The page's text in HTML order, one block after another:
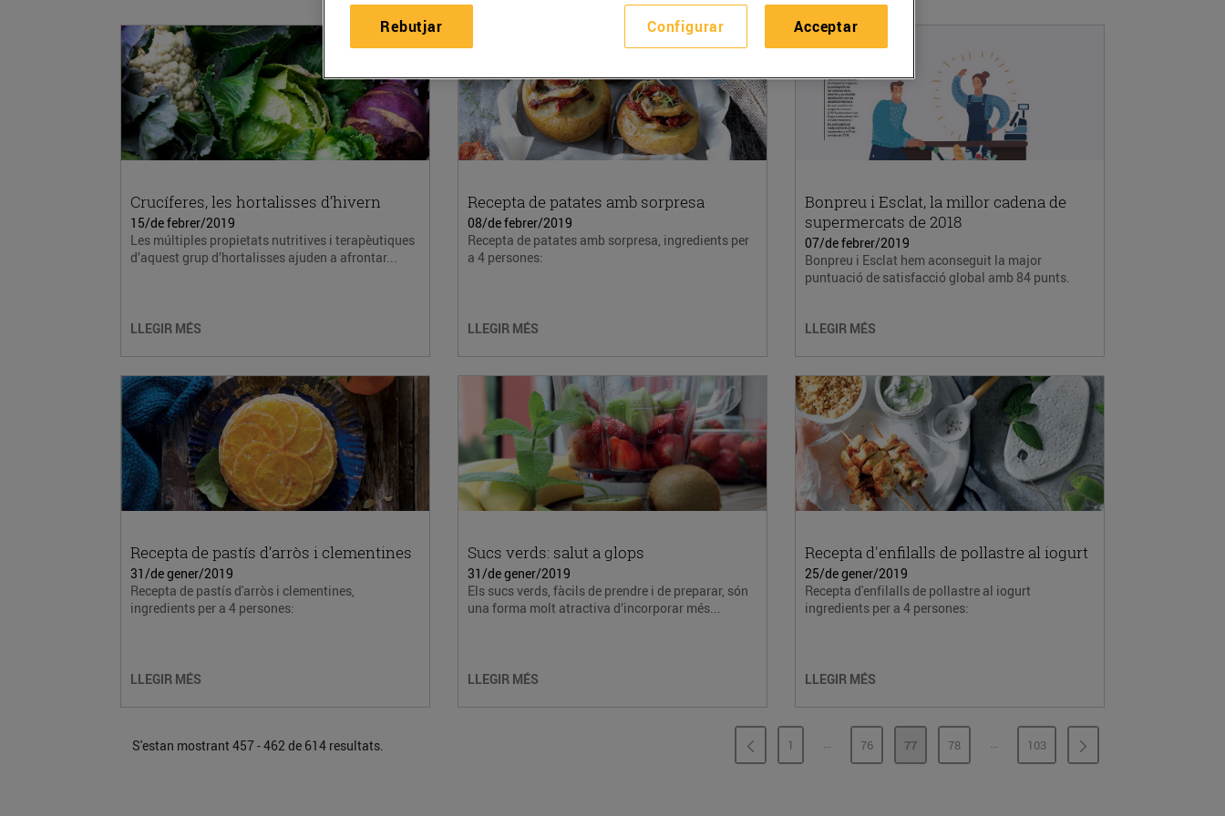
Crucíferes, les hortalisses d’hivern
15/de febrer/2019
Les múltiples propietats nutritives i terapèutiques
d’aquest grup d’hortalisses ajuden a afrontar...
LLEGIR MÉS
Recepta de patates amb sorpresa
08/de febrer/2019
Recepta de patates amb sorpresa, ingredients per
a 4 persones:
LLEGIR MÉS
Bonpreu i Esclat, la millor cadena de
supermercats de 2018
07/de febrer/2019
Bonpreu i Esclat hem aconseguit la major
puntuació de satisfacció global amb 84 punts.
LLEGIR MÉS
Recepta de pastís d’arròs i clementines
31/de gener/2019
Recepta de pastís d'arròs i clementines,
ingredients per a 4 persones:
LLEGIR MÉS
Sucs verds: salut a glops
31/de gener/2019
Els sucs verds, fàcils de prendre i de preparar, són
una forma molt atractiva d’incorporar més...
LLEGIR MÉS
Recepta d'enfilalls de pollastre al iogurt
25/de gener/2019
Recepta d'enfilalls de pollastre al iogurt
ingredients per a 4 persones:
LLEGIR MÉS
S'estan mostrant 457 - 462 de 614 resultats. PÀGINA
1 ...PÀGINES INTERMÈDIES
PÀGINA
76 PÀGINA
77 PÀGINA
78 ...PÀGINES INTERMÈDIES
PÀGINA
103
Configurar
Rebutjar Acceptar